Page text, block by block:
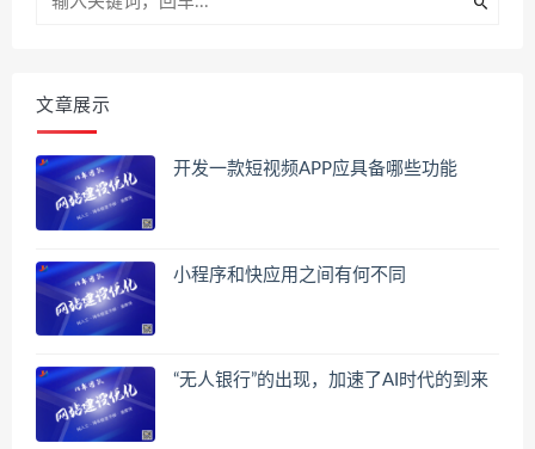
文章展示
开发一款短视频APP应具备哪些功能
小程序和快应用之间有何不同
“无人银行”的出现，加速了AI时代的到来